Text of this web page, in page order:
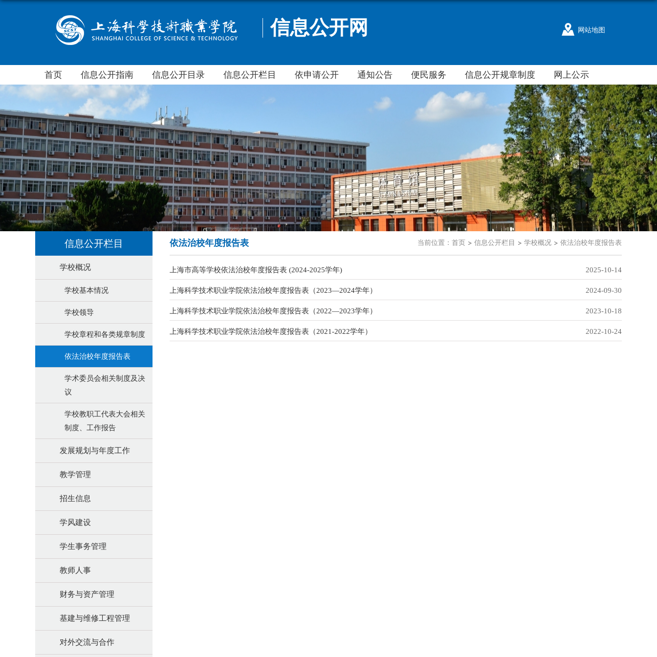
信息公开网 网站地图
首页 信息公开指南 信息公开目录 信息公开栏目 依申请公开 通知公告 便民服务 信息公开规章制度 网上公示
信息公开栏目
学校概况
学校基本情况
学校领导
学校章程和各类规章制度
依法治校年度报告表
学术委员会相关制度及决
议
学校教职工代表大会相关
制度、工作报告
发展规划与年度工作
教学管理
招生信息
学风建设
学生事务管理
教师人事
财务与资产管理
基建与维修工程管理
对外交流与合作
依法治校年度报告表 当前位置： 首页 信息公开栏目 学校概况 依法治校年度报告表
上海市高等学校依法治校年度报告表 (2024-2025学年) 2025-10-14
上海科学技术职业学院依法治校年度报告表（2023—2024学年） 2024-09-30
上海科学技术职业学院依法治校年度报告表（2022—2023学年） 2023-10-18
上海科学技术职业学院依法治校年度报告表（2021-2022学年） 2022-10-24